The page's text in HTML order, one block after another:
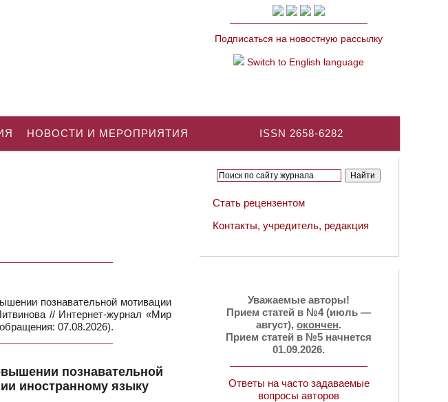
Подписаться на новостную рассылку
Switch to English language
ISSN 2658-6282
НОВОСТИ И МЕРОПРИЯТИЯ
познавательной мотивации
// Интернет-журнал «Мир
07.08.2026).
познавательной
иностранному языку
Стать рецензентом
Контакты, учредитель, редакция
Уважаемые авторы!
Прием статей в №4 (июль —
август), окончен.
Прием статей в №5 начнется
01.09.2026.
Ответы на часто задаваемые
вопросы авторов